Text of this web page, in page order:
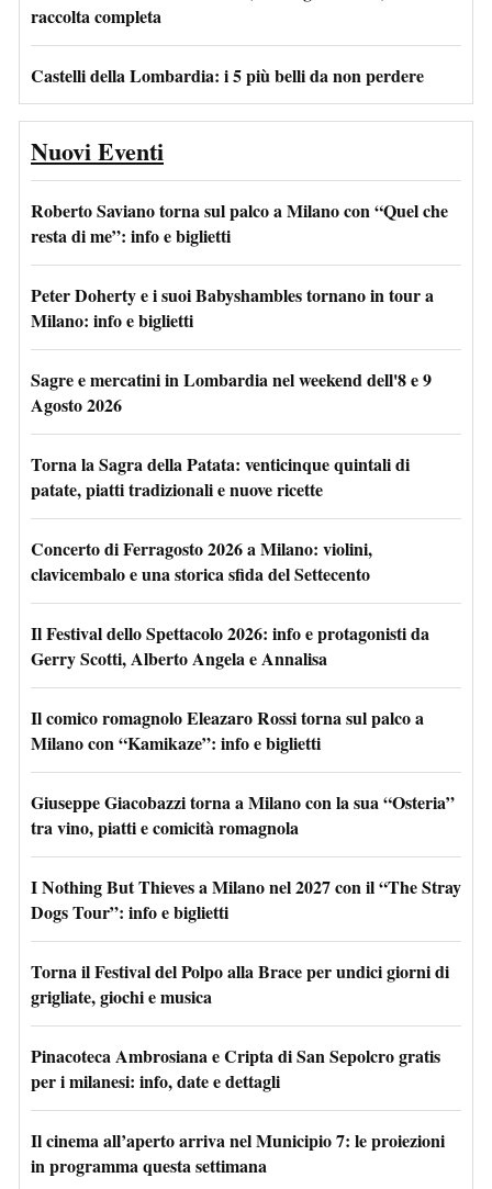
raccolta completa
Castelli della Lombardia: i 5 più belli da non perdere
Nuovi Eventi
Roberto Saviano torna sul palco a Milano con “Quel che
resta di me”: info e biglietti
Peter Doherty e i suoi Babyshambles tornano in tour a
Milano: info e biglietti
Sagre e mercatini in Lombardia nel weekend dell'8 e 9
Agosto 2026
Torna la Sagra della Patata: venticinque quintali di
patate, piatti tradizionali e nuove ricette
Concerto di Ferragosto 2026 a Milano: violini,
clavicembalo e una storica sfida del Settecento
Il Festival dello Spettacolo 2026: info e protagonisti da
Gerry Scotti, Alberto Angela e Annalisa
Il comico romagnolo Eleazaro Rossi torna sul palco a
Milano con “Kamikaze”: info e biglietti
Giuseppe Giacobazzi torna a Milano con la sua “Osteria”
tra vino, piatti e comicità romagnola
I Nothing But Thieves a Milano nel 2027 con il “The Stray
Dogs Tour”: info e biglietti
Torna il Festival del Polpo alla Brace per undici giorni di
grigliate, giochi e musica
Pinacoteca Ambrosiana e Cripta di San Sepolcro gratis
per i milanesi: info, date e dettagli
Il cinema all’aperto arriva nel Municipio 7: le proiezioni
in programma questa settimana